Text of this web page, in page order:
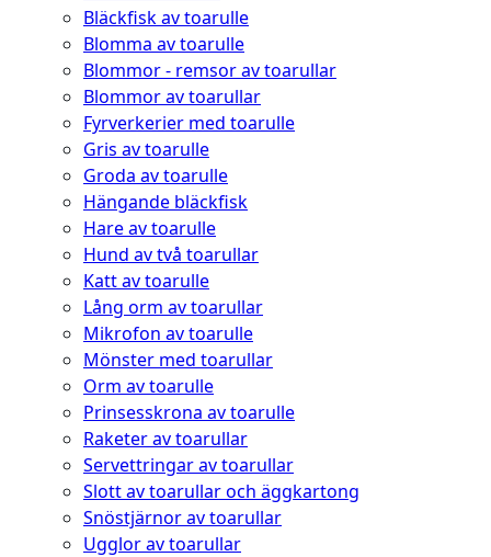
Bläckfisk av toarulle
Blomma av toarulle
Blommor - remsor av toarullar
Blommor av toarullar
Fyrverkerier med toarulle
Gris av toarulle
Groda av toarulle
Hängande bläckfisk
Hare av toarulle
Hund av två toarullar
Katt av toarulle
Lång orm av toarullar
Mikrofon av toarulle
Mönster med toarullar
Orm av toarulle
Prinsesskrona av toarulle
Raketer av toarullar
Servettringar av toarullar
Slott av toarullar och äggkartong
Snöstjärnor av toarullar
Ugglor av toarullar